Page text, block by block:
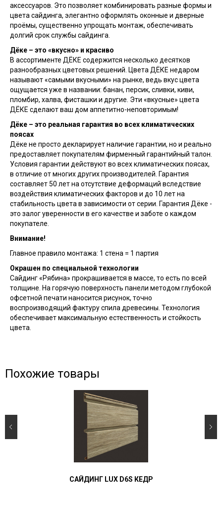
аксессуаров. Это позволяет комбинировать разные формы и
цвета сайдинга, элегантно оформлять оконные и дверные
проёмы, существенно упрощать монтаж, обеспечивать
долгий срок службы сайдинга.
Дёке – это «вкусно» и красиво
В ассортименте ДЁКЕ содержится несколько десятков
разнообразных цветовых решений. Цвета ДЁКЕ недаром
называют «самыми вкусными» на рынке, ведь вкус цвета
ощущается уже в названии: банан, персик, сливки, киви,
пломбир, халва, фисташки и другие. Эти «вкусные» цвета
ДЁКЕ сделают ваш дом аппетитно-неповторимым!
Дёке – это реальная гарантия во всех климатических
поясах
Дёке не просто декларирует наличие гарантии, но и реально
предоставляет покупателям фирменный гарантийный талон.
Условия гарантии действуют во всех климатических поясах,
в отличие от многих других производителей. Гарантия
составляет 50 лет на отсутствие деформаций вследствие
воздействия климатических факторов и до 10 лет на
стабильность цвета в зависимости от серии. Гарантия Дёке -
это залог уверенности в его качестве и заботе о каждом
покупателе.
Внимание!
Главное правило монтажа: 1 стена = 1 партия
Окрашен по специальной технологии
Сайдинг «Рябина» прокрашивается в массе, то есть по всей
толщине. На горячую поверхность панели методом глубокой
офсетной печати наносится рисунок, точно
воспроизводящий фактуру спила древесины. Технология
обеспечивает максимальную естественность и стойкость
цвета.
Похожие товары
САЙДИНГ LUX D6S КЕДР